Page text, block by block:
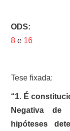
ODS:
8 e 16
Tese fixada:
“1. É
Negativa de
hipóteses